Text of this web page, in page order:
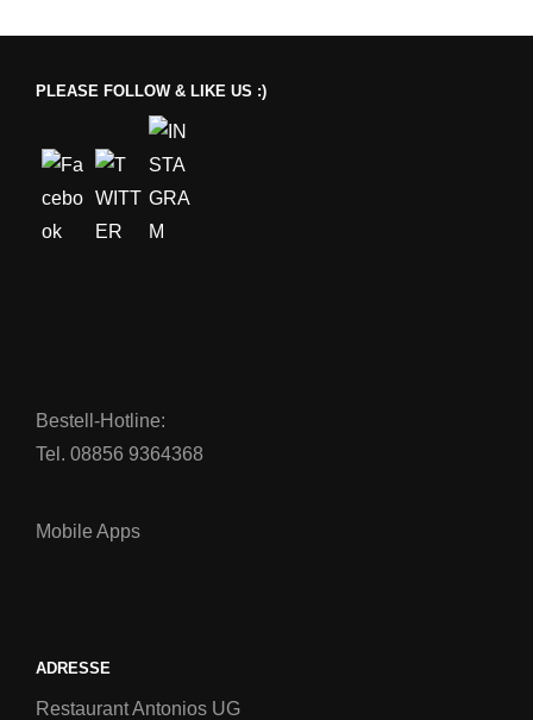
PLEASE FOLLOW & LIKE US :)
Bestell-Hotline:
Tel. 08856 9364368
Mobile Apps
ADRESSE
Restaurant Antonios UG